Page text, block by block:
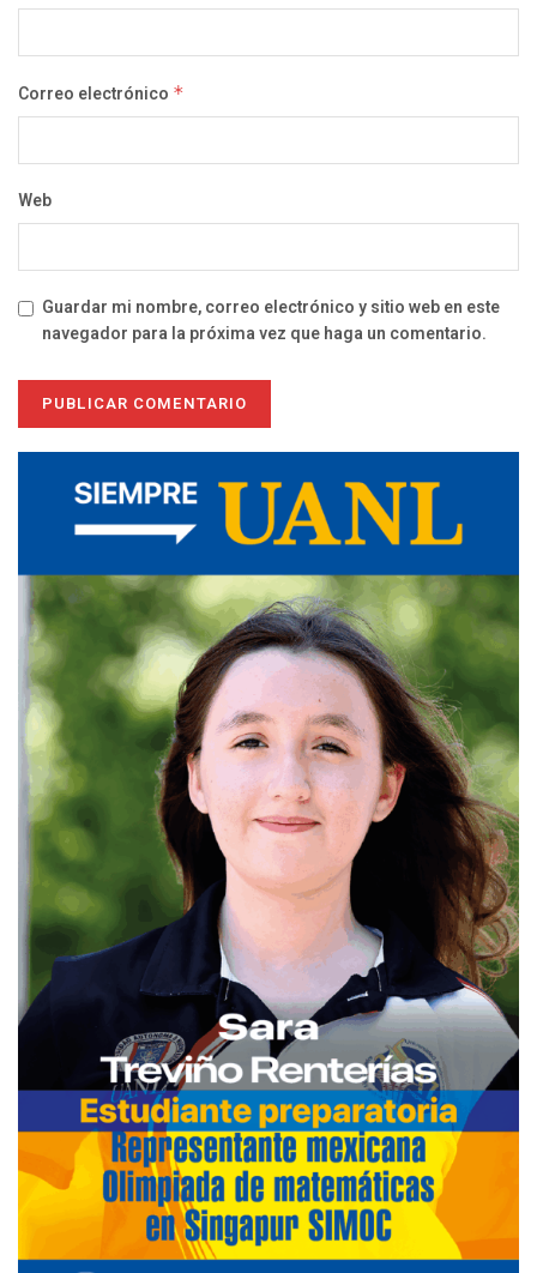
Correo electrónico *
Web
Guardar mi nombre, correo electrónico y sitio web en este
navegador para la próxima vez que haga un comentario.